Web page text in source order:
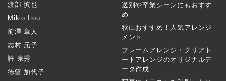
渡部 慎也
Mikio Itou
前澤 章人
志村 元子
許 宗秀
徳留 加代子
送別や卒業シーンにもおすす
め
秋におすすめ！人気アレンジ
メント
フレームアレンジ・クリアト
ートアレンジのオリジナルデ
ータ作成